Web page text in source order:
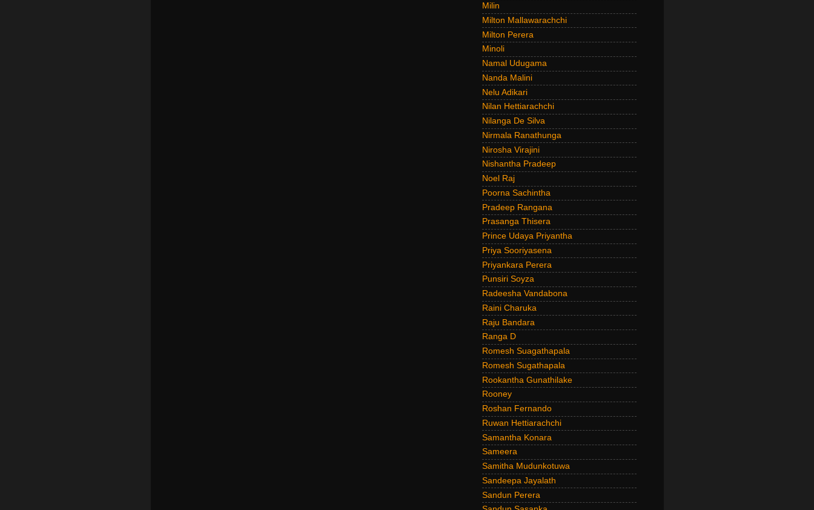
Milin
Milton Mallawarachchi
Milton Perera
Minoli
Namal Udugama
Nanda Malini
Nelu Adikari
Nilan Hettiarachchi
Nilanga De Silva
Nirmala Ranathunga
Nirosha Virajini
Nishantha Pradeep
Noel Raj
Poorna Sachintha
Pradeep Rangana
Prasanga Thisera
Prince Udaya Priyantha
Priya Sooriyasena
Priyankara Perera
Punsiri Soyza
Radeesha Vandabona
Raini Charuka
Raju Bandara
Ranga D
Romesh Suagathapala
Romesh Sugathapala
Rookantha Gunathilake
Rooney
Roshan Fernando
Ruwan Hettiarachchi
Samantha Konara
Sameera
Samitha Mudunkotuwa
Sandeepa Jayalath
Sandun Perera